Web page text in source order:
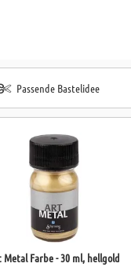
Passende Bastelidee
Farbe - 30 ml, hellgold